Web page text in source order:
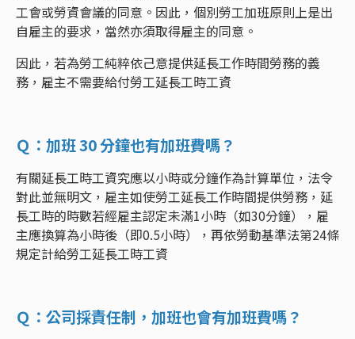
工會或勞資會議的同意。因此，個別勞工加班原則上是出
自雇主的要求，當然亦須取得雇主的同意。
因此，若為勞工純粹依己意提供延長工作時間勞務的義
務，雇主不需要給付勞工延長工時工資
Ｑ：加班 30 分鐘也有加班費嗎？
有關延長工時工資究應以小時或分鐘作為計算單位，法令
對此並無明文，雇主如使勞工延長工作時間提供勞務，延
長工時的時數若經雇主認定未滿1小時（如30分鐘），雇
主應換算為小時後（即0.5小時），再依勞動基準法第24條
規定計給勞工延長工時工資
Ｑ：公司採責任制，加班也會有加班費嗎？